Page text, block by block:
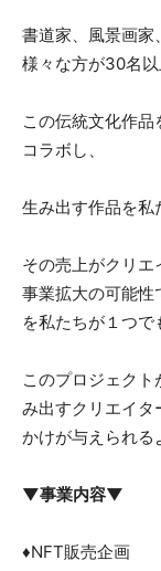
書道家、風景画家
様々な方が30名以
この伝統文化作
コラボし、
生み出す作品を私
その売上がクリエ
事業拡大の可能性
を私たちが１つで
このプロジェク
み出すクリエイタ
かけが与えられる
▼事業内容▼
♦NFT販売企画